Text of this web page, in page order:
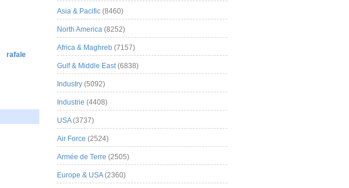
rafale
Asia & Pacific (8460)
North America (8252)
Africa & Maghreb (7157)
Gulf & Middle East(6838)
Industry (5092)
Industrie (4408)
USA(3737)
Air Force (2524)
Armée de Terre (2505)
Europe & USA(2360)